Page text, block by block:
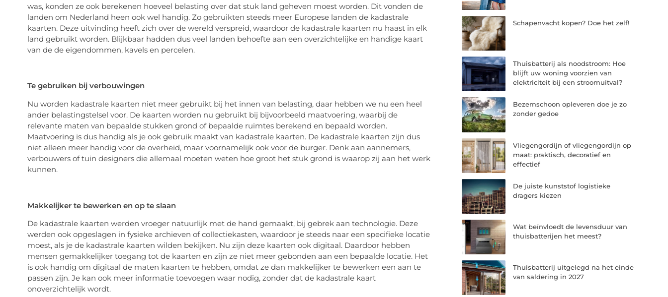
was, konden ze ook berekenen hoeveel belasting over dat stuk land geheven moest worden. Dit vonden de
landen om Nederland heen ook wel handig. Zo gebruikten steeds meer Europese landen de kadastrale
kaarten. Deze uitvinding heeft zich over de wereld verspreid, waardoor de kadastrale kaarten nu haast in elk
land gebruikt worden. Blijkbaar hadden dus veel landen behoefte aan een overzichtelijke en handige kaart
van de deeigendommen, kavels en percelen.
Te gebruiken bij verbouwingen
Nu worden kadastrale kaarten niet meer gebruikt bij het innen van belasting, daar hebben we nu een heel
ander belastingstelsel voor. De kaarten worden nu gebruikt bij bijvoorbeeld maatvoering, waarbij de
relevante maten van bepaalde stukken grond of bepaalde ruimtes berekend en bepaald worden.
Maatvoering is dus handig als je ook gebruik maakt van kadastrale kaarten. De kadastrale kaarten zijn dus
niet alleen meer handig voor de overheid, maar voornamelijk ook voor de burger. Denk aan aannemers,
verbouwers of tuin designers die allemaal moeten weten hoe groot het stuk grond is waarop zij aan het werk
kunnen.
Makkelijker te bewerken en op te slaan
De kadastrale kaarten werden vroeger natuurlijk met de hand gemaakt, bij gebrek aan technologie. Deze
werden ook opgeslagen in fysieke archieven of collectiekasten, waardoor je steeds naar een specifieke locatie
moest, als je de kadastrale kaarten wilden bekijken. Nu zijn deze kaarten ook digitaal. Daardoor hebben
mensen gemakkelijker toegang tot de kaarten en zijn ze niet meer gebonden aan een bepaalde locatie. Het
is ook handig om digitaal de maten kaarten te hebben, omdat ze dan makkelijker te bewerken een aan te
passen zijn. Je kan ook meer informatie toevoegen waar nodig, zonder dat de kadastrale kaart
onoverzichtelijk wordt.
Schapenvacht kopen? Doe het zelf!
Thuisbatterij als noodstroom: Hoe
blijft uw woning voorzien van
elektriciteit bij een stroomuitval?
Bezemschoon opleveren doe je zo
zonder gedoe
Vliegengordijn of vliegengordijn op
maat: praktisch, decoratief en
effectief
De juiste kunststof logistieke
dragers kiezen
Wat beïnvloedt de levensduur van
thuisbatterijen het meest?
Thuisbatterij uitgelegd na het einde
van saldering in 2027